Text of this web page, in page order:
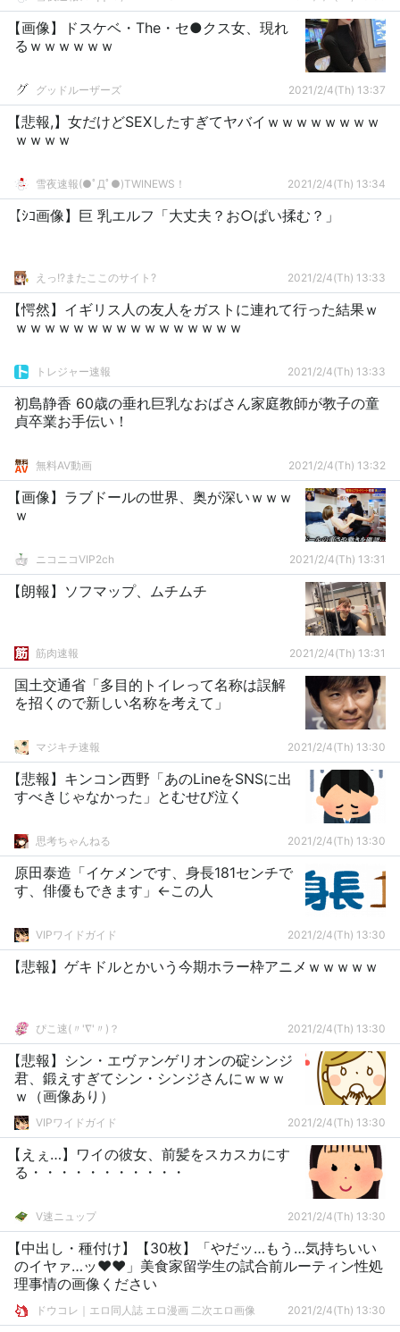
【画像】ドスケベ・The・セ●クス女、現れ
るｗｗｗｗｗｗ
グッドルーザーズ 2021/2/4(Th) 13:37
【悲報,】女だけどSEXしたすぎてヤバイｗｗｗｗｗｗｗｗ
ｗｗｗｗ
雪夜速報(●ﾟДﾟ●)TWINEWS！ 2021/2/4(Th) 13:34
【ｼｺ画像】巨 乳エルフ「大丈夫？お○ぱい揉む？」
えっ!?またここのサイト? 2021/2/4(Th) 13:33
【愕然】イギリス人の友人をガストに連れて行った結果ｗ
ｗｗｗｗｗｗｗｗｗｗｗｗｗｗｗｗ
トレジャー速報 2021/2/4(Th) 13:33
初島静香 60歳の垂れ巨乳なおばさん家庭教師が教子の童
貞卒業お手伝い！
無料AV動画 2021/2/4(Th) 13:32
【画像】ラブドールの世界、奥が深いｗｗｗ
ｗ
ニコニコVIP2ch 2021/2/4(Th) 13:31
【朗報】ソフマップ、ムチムチ
筋肉速報 2021/2/4(Th) 13:31
国土交通省「多目的トイレって名称は誤解
を招くので新しい名称を考えて」
マジキチ速報 2021/2/4(Th) 13:30
【悲報】キンコン西野「あのLineをSNSに出
すべきじゃなかった」とむせび泣く
思考ちゃんねる 2021/2/4(Th) 13:30
原田泰造「イケメンです、身長181センチで
す、俳優もできます」←この人
VIPワイドガイド 2021/2/4(Th) 13:30
【悲報】ゲキドルとかいう今期ホラー枠アニメｗｗｗｗｗ
ぴこ速(〃'∇'〃)？ 2021/2/4(Th) 13:30
【悲報】シン・エヴァンゲリオンの碇シンジ
君、鍛えすぎてシン・シンジさんにｗｗｗ
ｗ（画像あり）
VIPワイドガイド 2021/2/4(Th) 13:30
【えぇ…】ワイの彼女、前髪をスカスカにす
る・・・・・・・・・・・
V速ニュップ 2021/2/4(Th) 13:30
【中出し・種付け】【30枚】「やだッ…もう…気持ちいい
のイヤァ…ッ♥♥」美食家留学生の試合前ルーティン性処
理事情の画像ください
ドウコレ｜エロ同人誌 エロ漫画 二次エロ画像 2021/2/4(Th) 13:30